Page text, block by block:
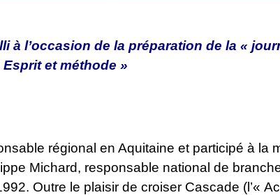
à l’occasion de la préparation de la «
et méthode »
régional en Aquitaine et participé à la
Michard, responsable national de
Outre le plaisir de croiser Cascade (l’«